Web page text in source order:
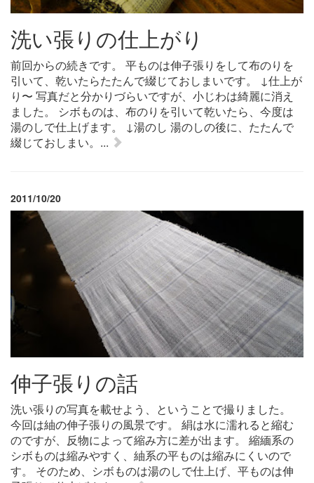
洗い張りの仕上がり
前回からの続きです。 平ものは伸子張りをして布のりを
引いて、乾いたらたたんで綴じておしまいです。 ↓仕上が
り〜 写真だと分かりづらいですが、小じわは綺麗に消え
ました。 シボものは、布のりを引いて乾いたら、今度は
湯のしで仕上げます。 ↓湯のし 湯のしの後に、たたんで
綴じておしまい。...
2011/10/20
伸子張りの話
洗い張りの写真を載せよう、ということで撮りました。
今回は紬の伸子張りの風景です。 絹は水に濡れると縮む
のですが、反物によって縮み方に差が出ます。 縮緬系の
シボものは縮みやすく、紬系の平ものは縮みにくいので
す。 そのため、シボものは湯のしで仕上げ、平ものは伸